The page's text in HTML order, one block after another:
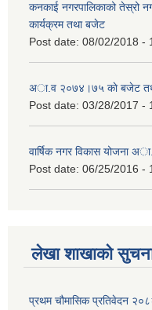
कनकाई नगरपालिकाको तेस्रो
कार्यक्रम तथा बजेट
Post date: 08/02/2018 -
अा.व २०७४।७५ काे बजेट
Post date: 03/28/2017 -
वार्षिक नगर विकास योजना
Post date: 06/25/2016 -
लेखा शाखाको
प्रथम चौमासिक प्रतिवेदन